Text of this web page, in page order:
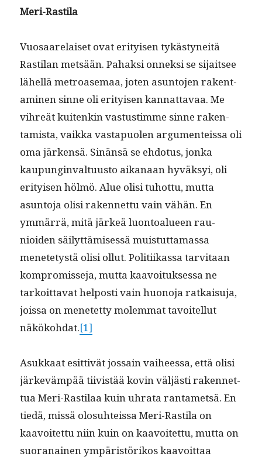
Meri-Rasti­la
Vuosaare­laiset ovat eri­tyisen tykästyneitä
Rasti­lan met­sään. Pahak­si onnek­si se sijait­see
lähel­lä metroase­maa, joten asun­to­jen rak­en­t­
a­mi­nen sinne oli eri­tyisen kan­nat­tavaa. Me
vihreät kuitenkin vas­tus­timme sinne rak­en­
tamista, vaik­ka vastapuolen argu­menteis­sa oli
oma järken­sä. Sinän­sä se ehdo­tus, jon­ka
kaupung­in­val­tu­us­to aikanaan hyväksyi, oli
eri­tyisen hölmö. Alue olisi tuhot­tu, mut­ta
asun­to­ja olisi raken­net­tu vain vähän. En
ymmär­rä, mitä järkeä luon­toalueen rau­
nioiden säi­lyt­tämisessä muis­tut­ta­mas­sa
menete­tys­tä olisi ollut. Poli­ti­ikas­sa tarvi­taan
kom­pro­mis­se­ja, mut­ta kaavoituk­ses­sa ne
tarkoit­ta­vat hel­posti vain huono­ja ratkaisu­ja,
jois­sa on menetet­ty molem­mat tavoitel­lut
näköko­h­dat.[1]
Asukkaat esit­tivät jos­sain vai­heessa, että olisi
järkeväm­pää tiivistää kovin väljästi raken­net­
tua Meri-Rasti­laa kuin uhra­ta rantamet­sä. En
tiedä, mis­sä olo­suhteis­sa Meri-Rasti­la on
kaavoitet­tu niin kuin on kaavoitet­tu, mut­ta on
suo­ranainen ympäristörikos kaavoit­taa